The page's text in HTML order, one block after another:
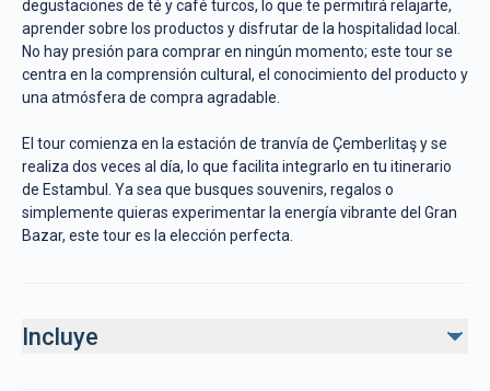
degustaciones de té y café turcos, lo que te permitirá relajarte,
aprender sobre los productos y disfrutar de la hospitalidad local.
No hay presión para comprar en ningún momento; este tour se
centra en la comprensión cultural, el conocimiento del producto y
una atmósfera de compra agradable.
El tour comienza en la estación de tranvía de Çemberlitaş y se
realiza dos veces al día, lo que facilita integrarlo en tu itinerario
de Estambul. Ya sea que busques souvenirs, regalos o
simplemente quieras experimentar la energía vibrante del Gran
Bazar, este tour es la elección perfecta.
Incluye